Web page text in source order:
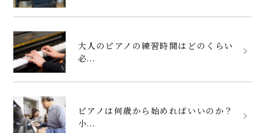
大人のピアノの練習時間はどのくらい
必...
ピアノは何歳から始めればいいのか？
小...